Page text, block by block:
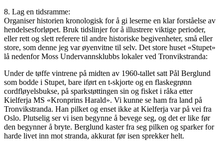
8. Lag en tidsramme:
Organiser historien kronologisk for å gi leserne en klar forståelse av
hendelsesforløpet. Bruk tidslinjer for å illustrere viktige perioder,
eller rett og slett referere til andre historiske begivenheter, små eller
store, som denne jeg var øyenvitne til selv. Det store huset «Stupet»
lå nedenfor Moss Undervannsklubbs lokaler ved Tronvikstranda:
Under de tøffe vintrene på midten av 1960-tallet satt Pål Berglund
som bodde i Stupet, bare iført en t-skjorte og en flaskegrønn
cordfløyelsbukse, på sparkstøttingen sin og fisket i råka etter
Kielferja MS «Kronprins Harald». Vi kunne se ham fra land på
Tronvikstranda. Han pilket og enset ikke at Kielferja var på vei fra
Oslo. Plutselig ser vi isen begynne å bevege seg, og det er like før
den begynner å bryte. Berglund kaster fra seg pilken og sparker for
harde livet inn mot stranda, akkurat før isen sprekker helt.